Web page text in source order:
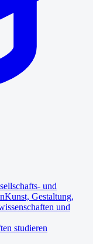
und
Kunst, Gestaltung,
und
studieren